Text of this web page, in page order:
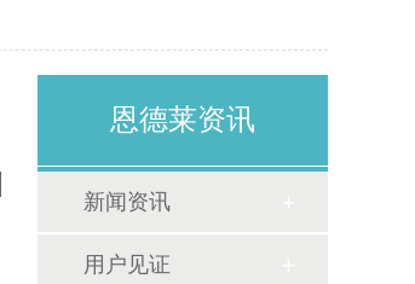
恩德莱资讯
新闻资讯
用户见证